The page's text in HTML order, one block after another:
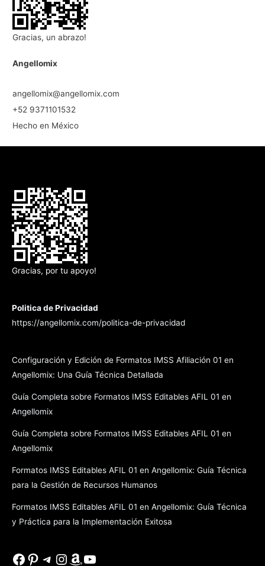
Gracias, un abrazo!
Angellomix
angellomix@angellomix.com
+52 9371101532
Hecho en México
Gracias, por tu apoyo!
Politica de Privacidad
https://angellomix.com/politica-de-privacidad
Configuración y Edición de Formatos IMSS Afiliación 01 en
Angellomix: Una Guía Técnica Detallada
Guía Completa sobre Formatos IMSS Editables AFIL 01 en
Angellomix
Guía Completa sobre Formatos IMSS Editables AFIL 01 en
Angellomix
Formatos IMSS Editables AFIL 01 en Angellomix: Guía Técnica
para la Gestión de Recursos Humanos
Formatos IMSS Editables AFIL 01 en Angellomix: Guía Técnica
y Práctica para la Implementación Exitosa
Facebook
Pinterest
Telegram
Instagram
Amazon
YouTube